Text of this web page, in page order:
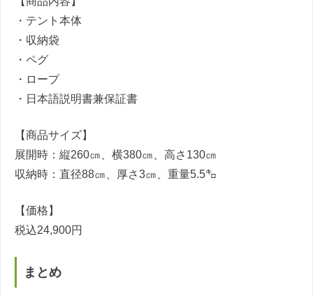
・テント本体
・収納袋
・ペグ
・ロープ
・日本語説明書兼保証書
【商品サイズ】
展開時：縦260㎝、横380㎝、高さ130㎝
収納時：直径88㎝、厚さ3㎝、重量5.5㌔
【価格】
税込24,900円
まとめ